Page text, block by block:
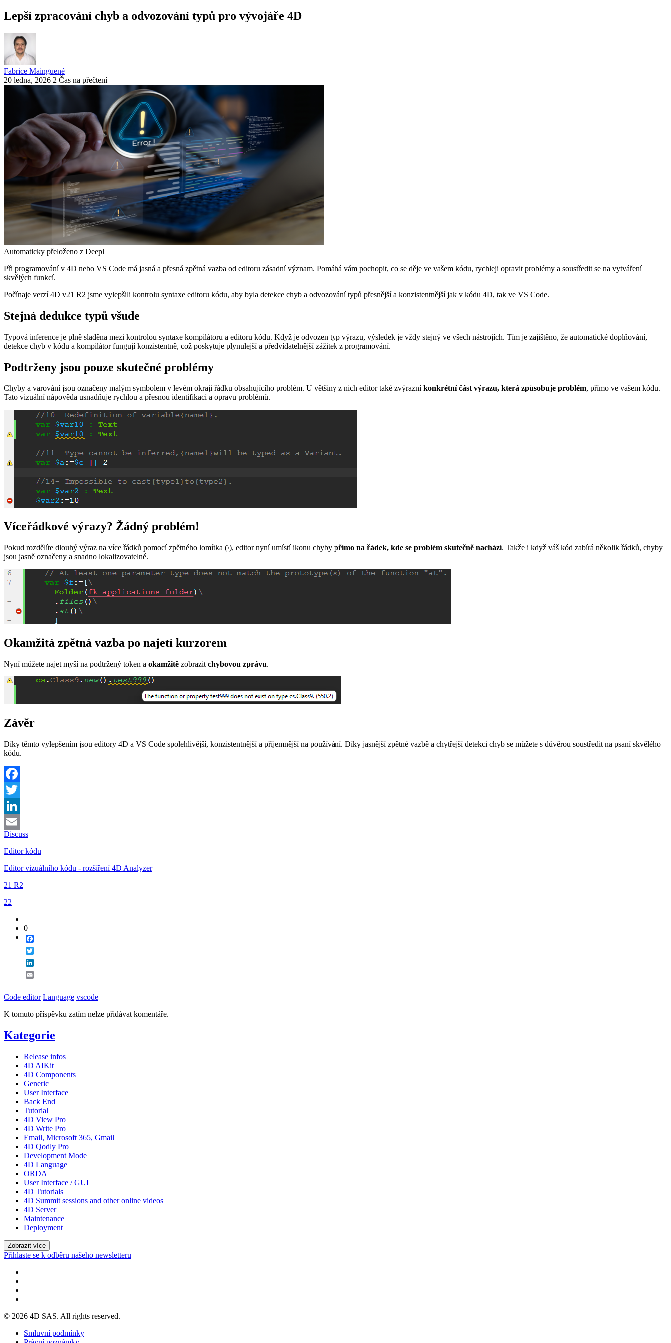
Lepší zpracování chyb a odvozování typů pro vývojáře 4D
Fabrice Mainguené
20 ledna, 2026 2 Čas na přečtení
Automaticky přeloženo z Deepl
Při programování v 4D nebo VS Code má jasná a přesná zpětná vazba od editoru zásadní význam. Pomáhá vám pochopit, co se děje ve vašem kódu, rychleji opravit problémy a soustředit se na vytváření
skvělých funkcí.
Počínaje verzí 4D v21 R2 jsme vylepšili kontrolu syntaxe editoru kódu, aby byla detekce chyb a odvozování typů přesnější a konzistentnější jak v kódu 4D, tak ve VS Code.
Stejná dedukce typů všude
Typová inference je plně sladěna mezi kontrolou syntaxe kompilátoru a editoru kódu. Když je odvozen typ výrazu, výsledek je vždy stejný ve všech nástrojích. Tím je zajištěno, že automatické doplňování,
detekce chyb v kódu a kompilátor fungují konzistentně, což poskytuje plynulejší a předvídatelnější zážitek z programování.
Podtrženy jsou pouze skutečné problémy
Chyby a varování jsou označeny malým symbolem v levém okraji řádku obsahujícího problém. U většiny z nich editor také zvýrazníkonkrétní část výrazu, která způsobuje problém, přímo ve vašem kódu.
Tato vizuální nápověda usnadňuje rychlou a přesnou identifikaci a opravu problémů.
Víceřádkové výrazy? Žádný problém!
Pokud rozdělíte dlouhý výraz na více řádků pomocí zpětného lomítka (\), editor nyní umístí ikonu chyby přímo na řádek, kde se problém skutečně nachází. Takže i když váš kód zabírá několik řádků, chyby
jsou jasně označeny a snadno lokalizovatelné.
Okamžitá zpětná vazba po najetí kurzorem
Nyní můžete najet myší na podtržený token a okamžitě zobrazit chybovou zprávu.
Závěr
Díky těmto vylepšením jsou editory 4D a VS Code spolehlivější, konzistentnější a příjemnější na používání. Díky jasnější zpětné vazbě a chytřejší detekci chyb se můžete s důvěrou soustředit na psaní skvělého
kódu.
Facebook
Twitter
LinkedIn
Email
Discuss
Editor kódu
Editor vizuálního kódu - rozšíření 4D Analyzer
21 R2
22
0
Code editor Language vscode
K tomuto příspěvku zatím nelze přidávat komentáře.
Kategorie
Release infos
4D AIKit
4D Components
Generic
User Interface
Back End
Tutorial
4D View Pro
4D Write Pro
Email, Microsoft 365, Gmail
4D Qodly Pro
Development Mode
4D Language
ORDA
User Interface / GUI
4D Tutorials
4D Summit sessions and other online videos
4D Server
Maintenance
Deployment
Zobrazit více
Přihlaste se k odběru našeho newsletteru
© 2026 4D SAS. All rights reserved.
Smluvní podmínky